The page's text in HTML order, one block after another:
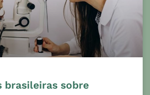
brasileiras sobre